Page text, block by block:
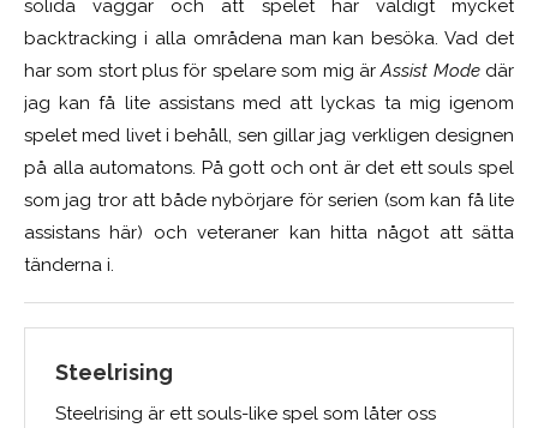
solida väggar och att spelet har väldigt mycket
backtracking i alla områdena man kan besöka. Vad det
har som stort plus för spelare som mig ärAssist Modedär
jag kan få lite assistans med att lyckas ta mig igenom
spelet med livet i behåll, sen gillar jag verkligen designen
på alla automatons. På gott och ont är det ett souls spel
som jag tror att både nybörjare för serien (som kan få lite
assistans här) och veteraner kan hitta något att sätta
tänderna i.
Steelrising
Steelrising är ett souls-like spel som låter oss